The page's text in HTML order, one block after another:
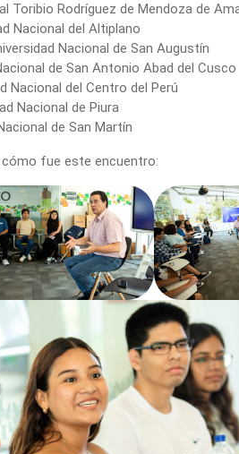
Toribio Rodríguez de Mendoza de
Nacional del Altiplano
Nacional de San Augustín
de San Antonio Abad del Cusco
Nacional del Centro del Perú
Nacional de Piura
de San Martín
fue este encuentro: